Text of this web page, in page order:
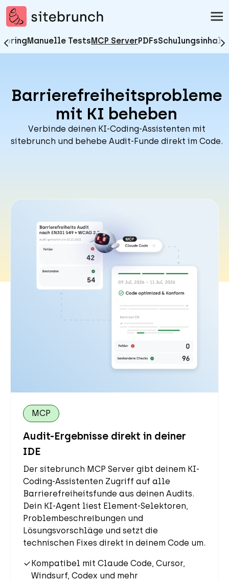
Zum Inhalt springen
Manuelle TestsMCP ServerPDFs
Barrierefreiheitsprobleme
mit KI beheben
Verbinde deinen KI-Coding-Assistenten mit
sitebrunch und behebe Audit-Funde direkt im Code.
Audit-Ergebnisse direkt in deiner
IDE
MCP
Der sitebrunch MCP Server gibt deinem KI-
Coding-Assistenten Zugriff auf alle
Barrierefreiheitsfunde aus deinen Audits.
Dein KI-Agent liest Element-Selektoren,
Problembeschreibungen und
Lösungsvorschläge und setzt die
technischen Fixes direkt in deinem Code um.
Kompatibel mit Claude Code, Cursor,
Windsurf, Codex und mehr